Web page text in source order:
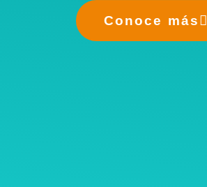
Conoce más